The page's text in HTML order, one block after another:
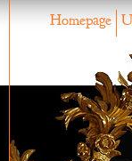
Homepage